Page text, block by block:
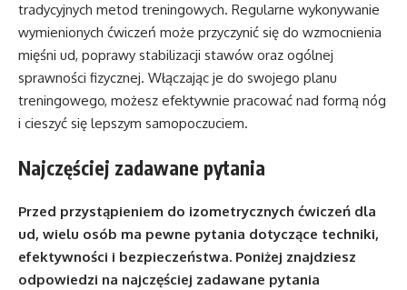
tradycyjnych metod treningowych. Regularne wykonywanie
wymienionych ćwiczeń może przyczynić się do wzmocnienia
mięśni ud, poprawy stabilizacji stawów oraz ogólnej
sprawności fizycznej. Włączając je do swojego planu
treningowego, możesz efektywnie pracować nad formą nóg
i cieszyć się lepszym samopoczuciem.
Najczęściej zadawane pytania
Przed przystąpieniem do izometrycznych ćwiczeń dla
ud, wielu osób ma pewne pytania dotyczące techniki,
efektywności i bezpieczeństwa. Poniżej znajdziesz
odpowiedzi na najczęściej zadawane pytania